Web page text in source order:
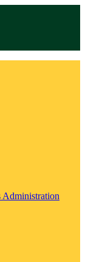
Administration